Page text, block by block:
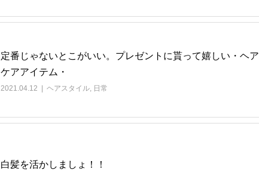
定番じゃないとこがいい。プレゼントに貰って嬉しい・ヘア
ケアアイテム・
2021.04.12 ヘアスタイル, 日常
白髪を活かしましょ！！